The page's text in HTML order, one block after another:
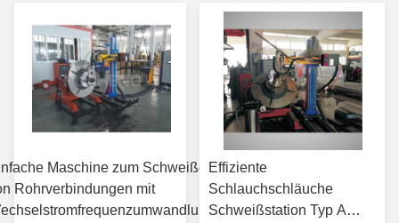
Maschine zum Schweißen
Rohrverbindungen mit
Effiziente
Schlauchschläuche
Schweißstation Typ A